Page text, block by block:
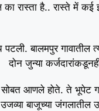
रास्ता है.. रास्ते में
बालमपुर गावातील
दोन जुन्या
सोबत आणले होते. ते
बाजूच्या जंगलातील